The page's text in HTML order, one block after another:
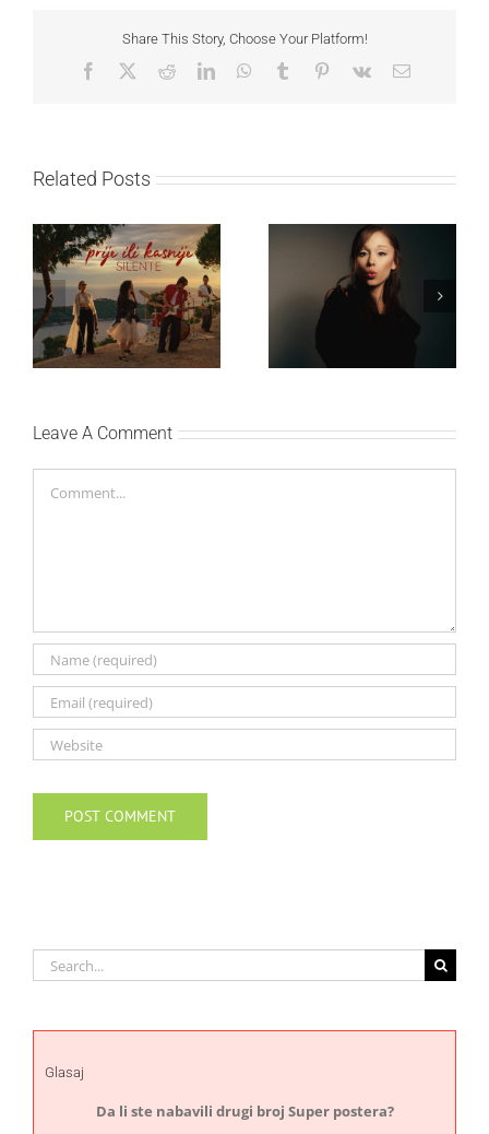
Share This Story, Choose Your Platform!
Facebook RedditLinkedInWhatsApp
Tumblr Pinterest
Vk Email
Related Posts
Silente objavio novi
singl “Prije ili kasnije”
Ariana Grande objavila
osmi studijski album
Leave A Comment
Search
for:
Glasaj
Da li ste nabavili drugi broj Super postera?